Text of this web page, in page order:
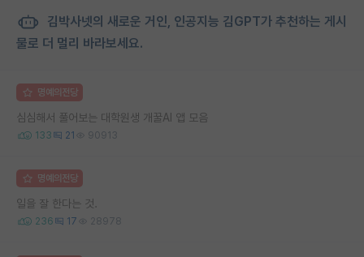
김박사넷의 새로운 거인, 인공지능 김GPT가 추천하는 게시
물로 더 멀리 바라보세요.
명예의전당
심심해서 풀어보는 대학원생 개꿀AI 앱 모음
133 21 90913
명예의전당
일을 잘 한다는 것.
236 17 28978